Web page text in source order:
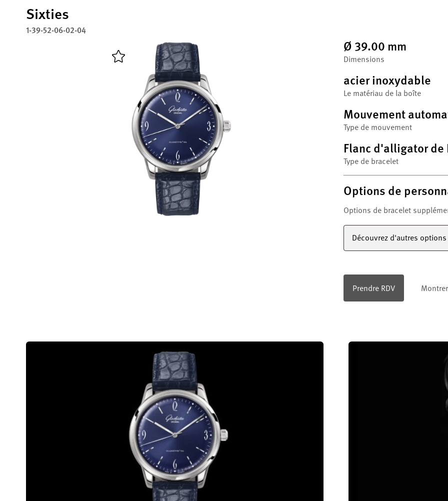
Sixties
1-39-52-06-02-04
Ø 39.00 mm
Dimensions
acier inoxydable
Le matériau de la boîte
Mouvement
Type de mouvement
Flanc d'alligator de
Type de bracelet
Options de
Options de bracelet
Découvrez d'autres
Prendre RDV